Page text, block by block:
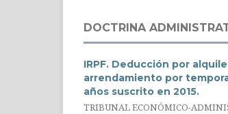
DOCTRINA
IRPF. Deducción por
arrendamiento por
años suscrito en 2015.
TRIBUNAL ECONÓMICO-